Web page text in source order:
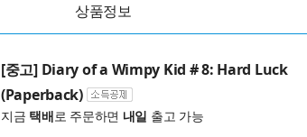
상품정보
[중고] Diary of a Wimpy Kid # 8: Hard Luck
(Paperback)
지금 택배로 주문하면 내일 출고 가능